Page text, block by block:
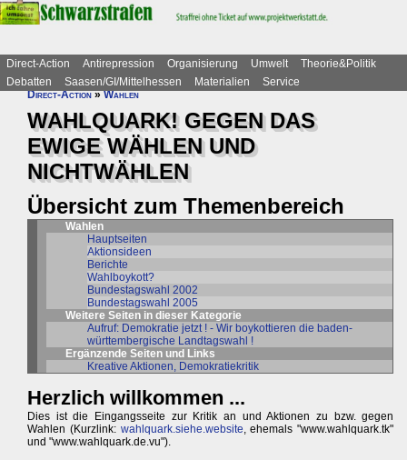
Direct-Action Antirepression Organisierung Umwelt
Theorie&Politik
Debatten
Saasen/GI/Mittelhessen Materialien
Service
Direct-Action»Wahlen
WAHLQUARK! GEGEN DAS
EWIGE WÄHLEN UND
NICHTWÄHLEN
Übersicht zum Themenbereich
Wahlen
Hauptseiten
Aktionsideen
Berichte
Wahlboykott?
Bundestagswahl 2002
Bundestagswahl 2005
Weitere Seiten in dieser Kategorie
Aufruf: Demokratie jetzt ! - Wir boykottieren die baden-
württembergische Landtagswahl !
Ergänzende Seiten und Links
Kreative Aktionen, Demokratiekritik
Herzlich willkommen ...
Dies ist die Eingangsseite zur Kritik an und Aktionen zu bzw. gegen
Wahlen (Kurzlink: wahlquark.siehe.website, ehemals "www.wahlquark.tk"
und "www.wahlquark.de.vu").